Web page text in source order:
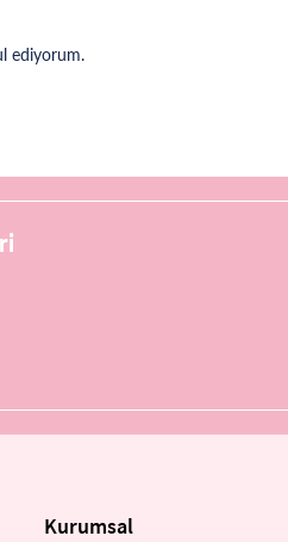
ediyorum.
Kurumsal